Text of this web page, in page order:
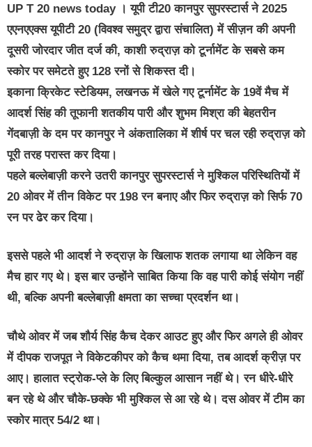
UP T 20 news today । यूपी टी20 कानपुर सुपरस्टार्स ने 2025
एएनएएक्स यूपीटी 20 (विवश्व समुद्र द्वारा संचालित) में सीज़न की अपनी
दूसरी जोरदार जीत दर्ज की, काशी रुद्राज़ को टूर्नामेंट के सबसे कम
स्कोर पर समेटते हुए 128 रनों से शिकस्त दी।
इकाना क्रिकेट स्टेडियम, लखनऊ में खेले गए टूर्नामेंट के 19वें मैच में
आदर्श सिंह की तूफानी शतकीय पारी और शुभम मिश्रा की बेहतरीन
गेंदबाज़ी के दम पर कानपुर ने अंकतालिका में शीर्ष पर चल रही रुद्राज़ को
पूरी तरह परास्त कर दिया।
पहले बल्लेबाज़ी करने उतरी कानपुर सुपरस्टार्स ने मुश्किल परिस्थितियों में
20 ओवर में तीन विकेट पर 198 रन बनाए और फिर रुद्राज़ को सिर्फ 70
रन पर ढेर कर दिया।
इससे पहले भी आदर्श ने रुद्राज़ के खिलाफ शतक लगाया था लेकिन वह
मैच हार गए थे। इस बार उन्होंने साबित किया कि वह पारी कोई संयोग नहीं
थी, बल्कि अपनी बल्लेबाज़ी क्षमता का सच्चा प्रदर्शन था।
चौथे ओवर में जब शौर्य सिंह कैच देकर आउट हुए और फिर अगले ही ओवर
में दीपक राजपूत ने विकेटकीपर को कैच थमा दिया, तब आदर्श क्रीज़ पर
आए। हालात स्ट्रोक-प्ले के लिए बिल्कुल आसान नहीं थे। रन धीरे-धीरे
बन रहे थे और चौके-छक्के भी मुश्किल से आ रहे थे। दस ओवर में टीम का
स्कोर मात्र 54/2 था।